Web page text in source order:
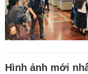
Hình ảnh mới